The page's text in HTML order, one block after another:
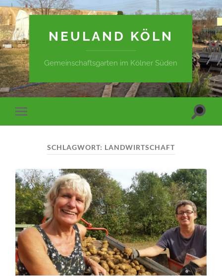
NEULAND KÖLN
Gemeinschaftsgarten im Kölner Süden
Mobile-
Menü
SCHLAGWORT: LANDWIRTSCHAFT